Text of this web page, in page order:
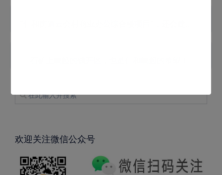
欢迎关注微信公众号